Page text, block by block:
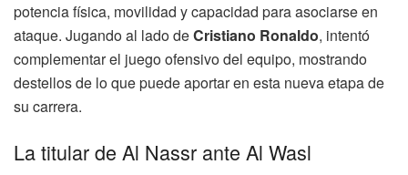
potencia física, movilidad y capacidad para asociarse en
ataque. Jugando al lado deCristiano Ronaldo, intentó
complementar el juego ofensivo del equipo, mostrando
destellos de lo que puede aportar en esta nueva etapa de
su carrera.
La titular de Al Nassr ante Al Wasl